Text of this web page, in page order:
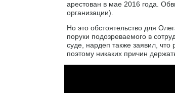
арестован в мае 2016 года.
организации).
Но это обстоятельство для
поруки подозреваемого в
суде, нардеп также заявил, что
поэтому никаких причин